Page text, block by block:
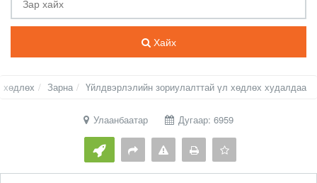
Хайх
хөдлөх Зарна Үйлдвэрлэлийн зориулалттай үл хөдлөх худалдаа
Улаанбаатар Дугаар: 6959